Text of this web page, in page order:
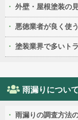
外壁・屋根塗装の
悪徳業者が良く使
塗装業界で多いト
雨漏りについて
雨漏りの調査方法